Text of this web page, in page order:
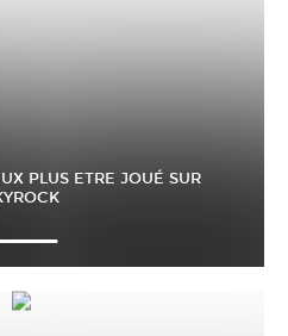
PLUS ETRE JOUÉ SUR